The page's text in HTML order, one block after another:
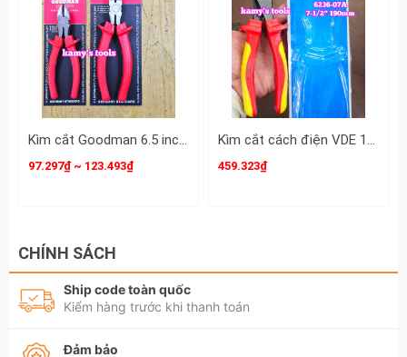
Kìm cắt Goodman 6.5 inch 7.5 inch chính hãng 95-206 95-207
97.297₫ ~ 123.493₫
Kìm cắt cách điện VDE 1000V Kingtony 7-1/2 inch 190mm 6236-07A
459.323₫
CHÍNH SÁCH
Ship code toàn quốc
Kiểm hàng trước khi thanh toán
Đảm bảo